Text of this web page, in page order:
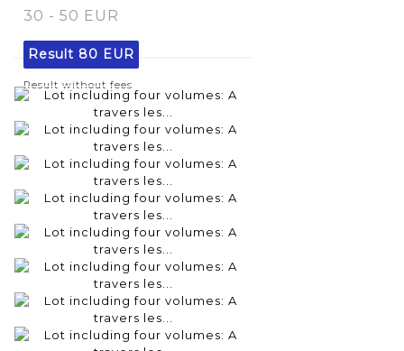
30 - 50 EUR
Result 80 EUR
Result without fees